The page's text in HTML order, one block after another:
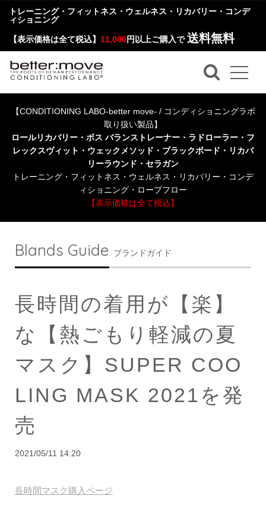
トレーニング・フィットネス・ウェルネス・リカバリー・コンデ
ィショニング
【表示価格は全て税込】 11,000円以上ご購入で 送料無料
【CONDITIONING LABO-better move- / コンディショニングラボ
取り扱い製品】
ロールリカバリー・ボス バランストレーナー・ラドローラー・フ
レックスヴィット・ウェックメソッド・ブラックボード・リカバ
リーラウンド・セラガン
トレーニング・フィットネス・ウェルネス・リカバリー・コンデ
ィショニング・ロープフロー
【表示価格は全て税込】
Blands Guide ブランドガイド
長時間の着用が【楽】
な【熱ごもり軽減の夏
マスク】SUPER COO
LING MASK 2021を発
売
2021/05/11 14:20
長時間マスク購入ページ